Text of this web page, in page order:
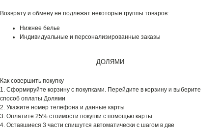
Возврату и обмену не подлежат некоторые группы товаров:
Нижнее белье
Индивидуальные и персонализированные заказы
ДОЛЯМИ
Как совершить покупку
1. Сформируйте корзину с покупками. Перейдите в корзину и выберите
способ оплаты Долями
2. Укажите номер телефона и данные карты
3. Оплатите 25% стоимости покупки с помощью карты
4. Оставшиеся 3 части спишутся автоматически с шагом в две